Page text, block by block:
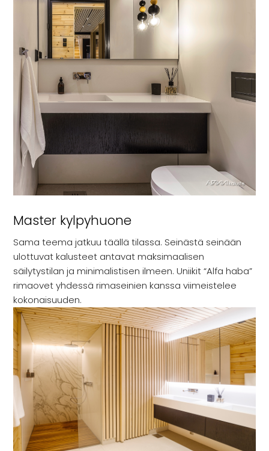
Master kylpyhuone
Sama teema jatkuu täällä tilassa. Seinästä seinään
ulottuvat kalusteet antavat maksimaalisen
säilytystilan ja minimalistisen ilmeen. Uniikit “Alfa haba”
rimaovet yhdessä rimaseinien kanssa viimeistelee
kokonaisuuden.